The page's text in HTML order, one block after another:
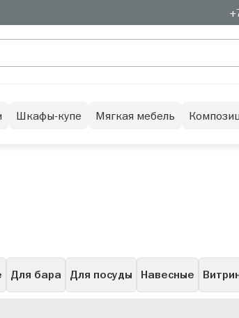
Шкафы-купе Мягкая мебель
Для бара Для посуды Навесные